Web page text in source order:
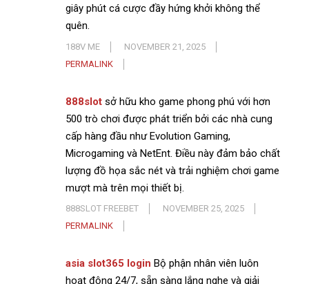
giây phút cá cược đầy hứng khởi không thể
quên.
188V ME
NOVEMBER 21, 2025
PERMALINK
888slot sở hữu kho game phong phú với hơn
500 trò chơi được phát triển bởi các nhà cung
cấp hàng đầu như Evolution Gaming,
Microgaming và NetEnt. Điều này đảm bảo chất
lượng đồ họa sắc nét và trải nghiệm chơi game
mượt mà trên mọi thiết bị.
888SLOT FREEBET
NOVEMBER 25, 2025
PERMALINK
asia slot365 login Bộ phận nhân viên luôn
hoạt động 24/7, sẵn sàng lắng nghe và giải